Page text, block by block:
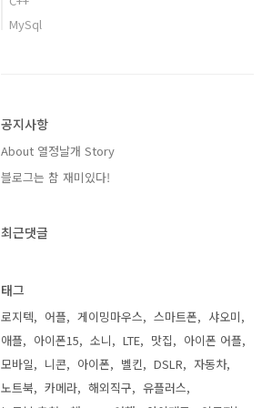
MySql
공지사항
About 열정날개 Story
블로그는 참 재미있다!
최근댓글
태그
로지텍 어플 게이밍마우스 스마트폰
샤오미
애플
아이폰15 소니 LTE 맛집
아이폰 어플
모바일
니콘 아이폰 벨킨 DSLR
자동차
노트북
카메라 해외직구
유플러스